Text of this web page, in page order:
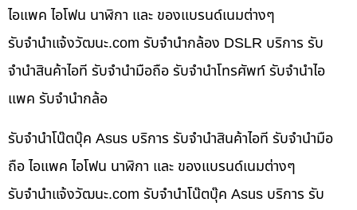
ไอแพค ไอโฟน นาฬิกา และ ของแบรนด์เนมต่างๆ
รับจํานําแจ้งวัฒนะ.com รับจำนำกล้อง DSLR บริการ รับ
จำนำสินค้าไอที รับจำนำมือถือ รับจำนำโทรศัพท์ รับจำนำไอ
แพค รับจำนำกล้อ
รับจำนำโน๊ตบุ๊ค Asus บริการ รับจำนำสินค้าไอที รับจำนำมือ
ถือ ไอแพค ไอโฟน นาฬิกา และ ของแบรนด์เนมต่างๆ
รับจํานําแจ้งวัฒนะ.com รับจำนำโน๊ตบุ๊ค Asus บริการ รับ